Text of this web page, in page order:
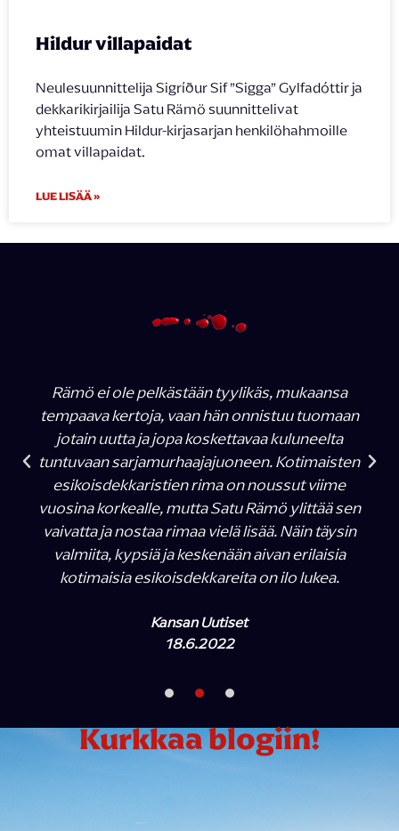
Hildur villapaidat
Neulesuunnittelija Sigríður Sif ”Sigga” Gylfadóttir ja
dekkarikirjailija Satu Rämö suunnittelivat
yhteistuumin Hildur-kirjasarjan henkilöhahmoille
omat villapaidat.
LUE LISÄÄ »
Rämö ei ole pelkästään tyylikäs, mukaansa
tempaava kertoja, vaan hän onnistuu tuomaan
jotain uutta ja jopa koskettavaa kuluneelta
tuntuvaan sarjamurhaajajuoneen. Kotimaisten
esikoisdekkaristien rima on noussut viime
vuosina korkealle, mutta Satu Rämö ylittää sen
vaivatta ja nostaa rimaa vielä lisää. Näin täysin
valmiita, kypsiä ja keskenään aivan erilaisia
kotimaisia esikoisdekkareita on ilo lukea.
Kansan Uutiset
18.6.2022
Kurkkaa blogiin!